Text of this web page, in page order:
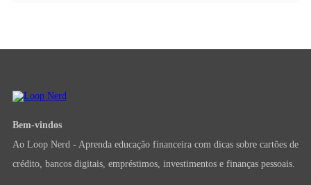
Bem-vindos
Ao Loop Nerd - Aprenda educação financeira com dicas sobre cartões de
crédito, bancos digitais, empréstimos, investimentos e finanças pessoais.